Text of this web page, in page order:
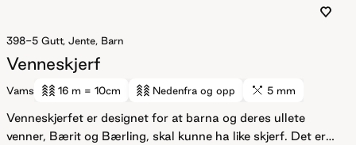
398-5 Gutt, Jente, Barn
Venneskjerf
Vams 16 m = 10cm Nedenfra og opp 5 mm
Venneskjerfet er designet for at barna og deres ullete
venner, Bærit og Bærling, skal kunne ha like skjerf. Det er